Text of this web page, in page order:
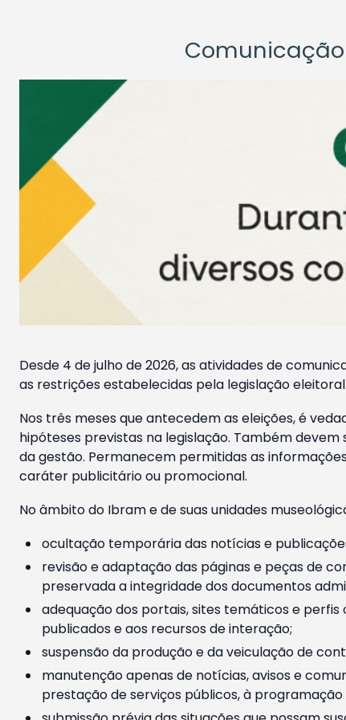
Desde 4 de julho de 2026, as atividades de
as restrições estabelecidas pela legislação eleitoral.
Nos três meses que antecedem as eleições, é
hipóteses previstas na legislação. Também
da gestão. Permanecem permitidas as
caráter publicitário ou promocional.
No âmbito do Ibram e de suas unidades
ocultação temporária das notícias e
revisão e adaptação das páginas e peças de
preservada a integridade dos documentos
adequação dos portais, sites temáticos e perfis
publicados e aos recursos de interação;
suspensão da produção e da veiculação de
manutenção apenas de notícias, avisos e
prestação de serviços públicos, à